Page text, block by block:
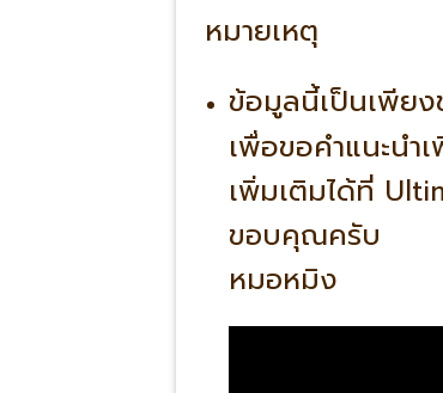
หมายเหตุ
ข้อมูลนี้เป็นเพีย
เพื่อขอคำแนะนำ
เพิ่มเติมได้ที่
ขอบคุณครับ
หมอหมิง